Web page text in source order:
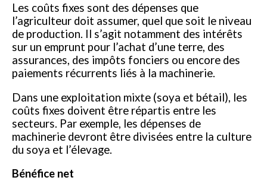
Les coûts fixes sont des dépenses que
l’agriculteur doit assumer, quel que soit le niveau
de production. Il s’agit notamment des intérêts
sur un emprunt pour l’achat d’une terre, des
assurances, des impôts fonciers ou encore des
paiements récurrents liés à la machinerie.
Dans une exploitation mixte (soya et bétail), les
coûts fixes doivent être répartis entre les
secteurs. Par exemple, les dépenses de
machinerie devront être divisées entre la culture
du soya et l’élevage.
Bénéfice net